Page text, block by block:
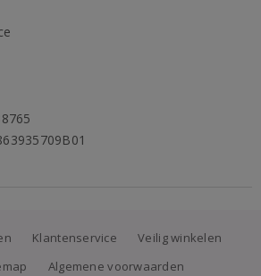
Klantenservice
Veilig winkelen
Algemene voorwaarden